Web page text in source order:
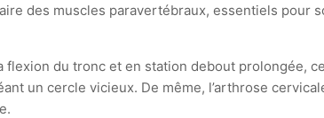
des muscles paravertébraux, essentiels pour
du tronc et en station debout prolongée,
un cercle vicieux. De même, l’arthrose